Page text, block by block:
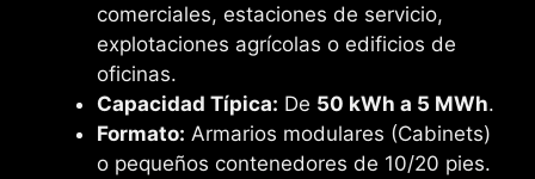
comerciales, estaciones de servicio,
explotaciones agrícolas o edificios de
oficinas.
Capacidad Típica: De 50 kWh a 5 MWh.
Formato: Armarios modulares (Cabinets)
o pequeños contenedores de 10/20 pies.